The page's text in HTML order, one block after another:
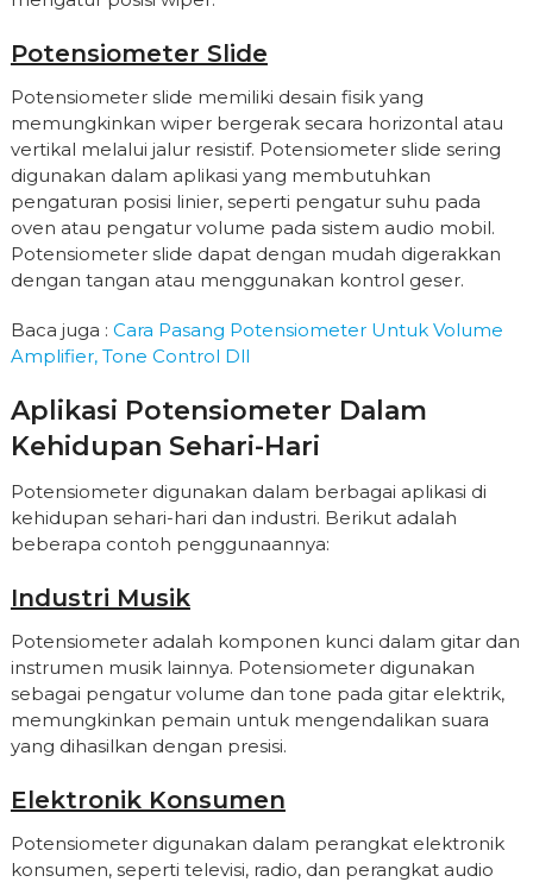
Potensiometer Slide
Potensiometer slide memiliki desain fisik yang
memungkinkan wiper bergerak secara horizontal atau
vertikal melalui jalur resistif. Potensiometer slide sering
digunakan dalam aplikasi yang membutuhkan
pengaturan posisi linier, seperti pengatur suhu pada
oven atau pengatur volume pada sistem audio mobil.
Potensiometer slide dapat dengan mudah digerakkan
dengan tangan atau menggunakan kontrol geser.
Baca juga : Cara Pasang Potensiometer Untuk Volume
Amplifier, Tone Control Dll
Aplikasi Potensiometer Dalam
Kehidupan Sehari-Hari
Potensiometer digunakan dalam berbagai aplikasi di
kehidupan sehari-hari dan industri. Berikut adalah
beberapa contoh penggunaannya:
Industri Musik
Potensiometer adalah komponen kunci dalam gitar dan
instrumen musik lainnya. Potensiometer digunakan
sebagai pengatur volume dan tone pada gitar elektrik,
memungkinkan pemain untuk mengendalikan suara
yang dihasilkan dengan presisi.
Elektronik Konsumen
Potensiometer digunakan dalam perangkat elektronik
konsumen, seperti televisi, radio, dan perangkat audio